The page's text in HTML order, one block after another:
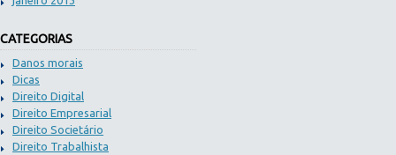
CATEGORIAS
Danos morais
Dicas
Direito Digital
Direito Empresarial
Direito Societário
Direito Trabalhista